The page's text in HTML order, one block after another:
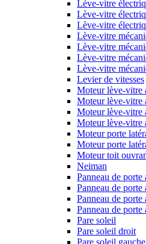
Lève-vitre
Lève-vitre
Lève-vitre
Lève-vitre
Lève-vitre
Lève-vitre
Lève-vitre
Levier de vitesses
Moteur lève-vitre
Moteur lève-vitre
Moteur lève-vitre
Moteur lève-vitre
Moteur porte
Moteur porte
Moteur toit
Neiman
Panneau de
Panneau de porte
Panneau de
Panneau de porte
Pare soleil
Pare soleil droit
Pare soleil gauche